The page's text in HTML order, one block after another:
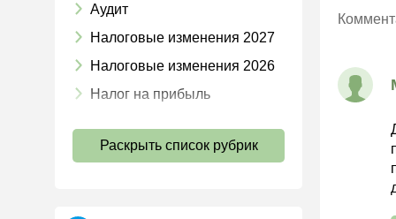
Аудит
Налоговые изменения 2027
Налоговые изменения 2026
Налог на прибыль
Страховые взносы 2026
Раскрыть список рубрик